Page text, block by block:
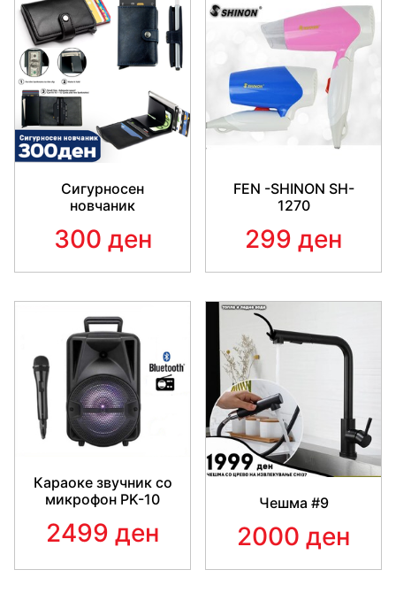
неговите главни технички карактеристики:
Токму затоа е паметно да го имате Aпаратот за
готвење со топол воздух!
Со Aпаратот за готвење со топол воздух, можете
да ја конзумирате сета омилена пржена храна, но
сега подготвена со многу помалку калории и
масти, споредено со традиционалното пржење во
Сеуште не сте сигурни околу овие предности?
Направивме *тестирања помеѓу пржење во масло
и готвењето со топол воздух со Aпаратот за
готвење со топол воздух, на најчестата пржена
храна.
Сигурносен
новчаник
300 ден
FEN -SHINON SH-
1270
299 ден
Караоке звучник со
микрофон PK-10
2499 ден
Чешма #9
2000 ден